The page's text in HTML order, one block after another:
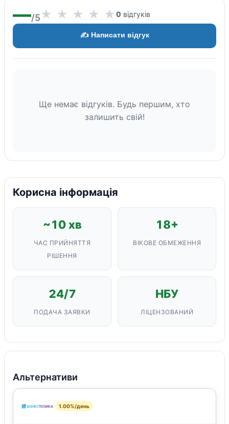
—/5★ ★ ★ ★ ★ 0 відгуків
✍️ Написати відгук
Ще немає відгуків. Будь першим, хто
залишить свій!
Корисна інформація
~10 хв
ЧАС ПРИЙНЯТТЯ
РІШЕННЯ
18+
ВІКОВЕ ОБМЕЖЕННЯ
24/7
ПОДАЧА ЗАЯВКИ
НБУ
ЛІЦЕНЗОВАНИЙ
Альтернативи
1.00%/день